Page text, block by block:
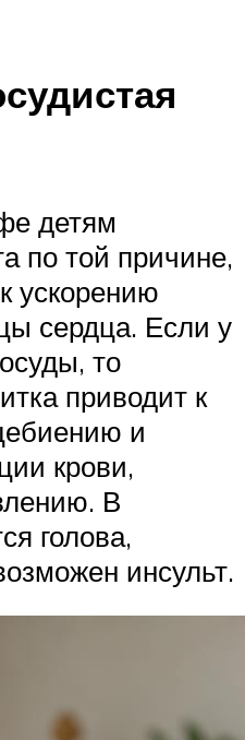
детям
по той причине,
ускорению
сердца. Если у
то
приводит к
и
крови,
В
голова,
инсульт.